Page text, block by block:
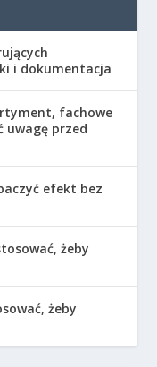
i dokumentacja
fachowe
uwagę przed
efekt bez
żeby
żeby